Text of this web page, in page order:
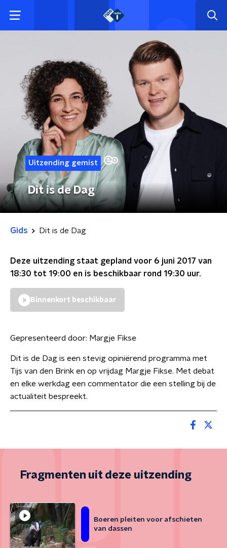
Uitzending gemist
Dit is de Dag
Gids Dit is de Dag
Deze uitzending staat gepland voor 6 juni 2017 van
18:30 tot 19:00 en is beschikbaar rond 19:30 uur.
Binnenkort beschikbaar
Gepresenteerd door: Margje Fikse
Dit is de Dag is een stevig opiniërend programma met
Tijs van den Brink en op vrijdag Margje Fikse. Met debat
en elke werkdag een commentator die een stelling bij de
actualiteit bespreekt.
Fragmenten uit deze uitzending
Boeren pleiten voor afschieten
van dassen